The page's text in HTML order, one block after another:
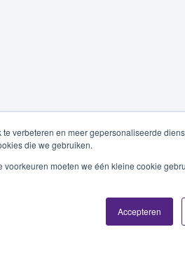
verbeteren en meer gepersonaliseerde
die we gebruiken.
moeten we één kleine cookie
Accepteren